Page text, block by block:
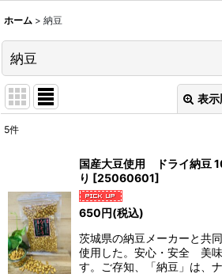
ホーム > 納豆
納豆
表
5件
国産大豆使用 ドライ納豆
り [25060601]
650円(税込)
茨城県の納豆メーカーと共
使用した。安心・安全 美
す。ご存知、「納豆」は、